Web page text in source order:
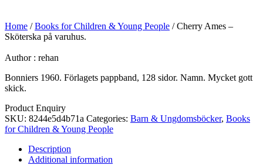
Home /Books for Children & Young People / Cherry Ames –
Sköterska på varuhus.
Author : rehan
Bonniers 1960. Förlagets pappband, 128 sidor. Namn. Mycket gott
skick.
Product Enquiry
SKU: 8244e5d4b71a Categories: Barn & Ungdomsböcker, Books
for Children & Young People
Description
Additional information